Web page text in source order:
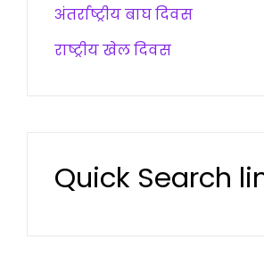
अंतर्राष्ट्रीय बाघ दिवस
राष्ट्रीय खेल दिवस
Quick Search